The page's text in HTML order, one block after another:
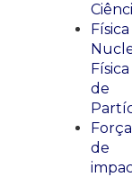
Física
Física
de
Força
de